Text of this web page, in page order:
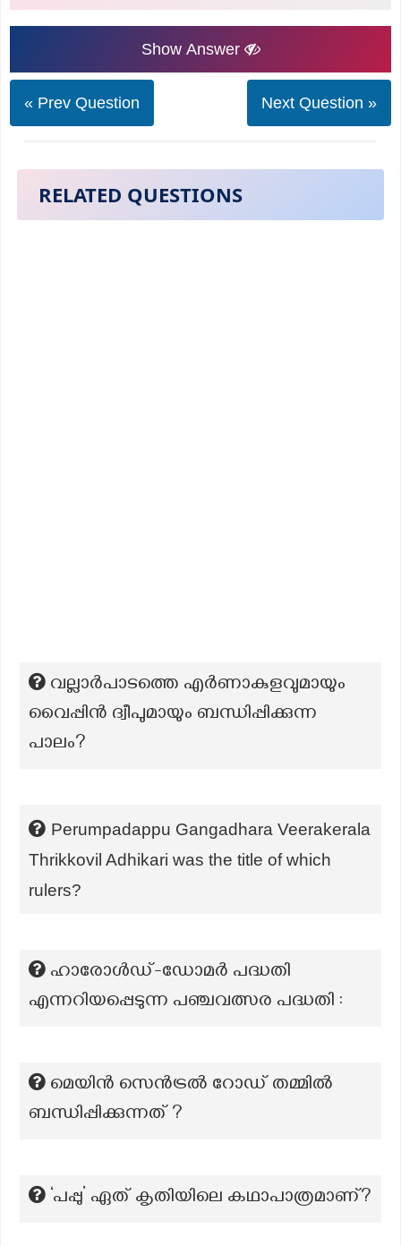
Show Answer
« Prev Question Next Question »
RELATED QUESTIONS
വല്ലാർപാടത്തെ എർണാകുളവുമായും
വൈപ്പിൻ ദ്വീപുമായും ബന്ധിപ്പിക്കുന്ന
പാലം?
Perumpadappu Gangadhara Veerakerala
Thrikkovil Adhikari was the title of which
rulers?
ഹാരോൾഡ്-ഡോമർ പദ്ധതി
എന്നറിയപ്പെടുന്ന പഞ്ചവത്സര പദ്ധതി :
മെയിൻ സെൻട്രൽ റോഡ് തമ്മിൽ
ബന്ധിപ്പിക്കുന്നത് ?
‘പപ്പു’ ഏത് കൃതിയിലെ കഥാപാത്രമാണ്?